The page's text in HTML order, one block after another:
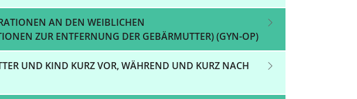
AN DEN WEIBLICHEN
ZUR ENTFERNUNG DER GEBÄRMUTTER) (GYN-OP)
UND KIND KURZ VOR, WÄHREND UND KURZ NACH